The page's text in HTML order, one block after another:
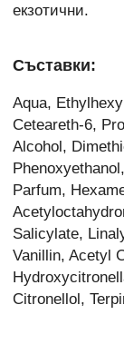
екзотични.
Съставки:
Aqua,
Ceteareth-6,
Alcohol,
Parfum,
Salicylate,
Vanillin, Acetyl
Citronellol,